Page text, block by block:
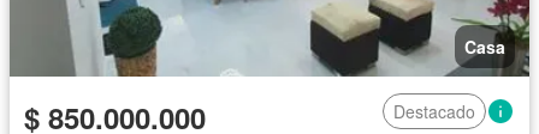
Casa
$ 850.000.000
Destacado